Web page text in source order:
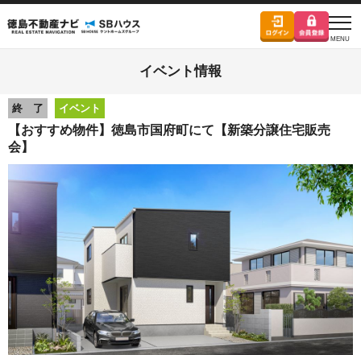
イベント情報
終 了 イベント
【おすすめ物件】徳島市国府町にて【新築分譲住宅販売
会】